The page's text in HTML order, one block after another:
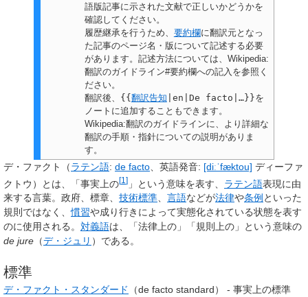
語版記事に示された文献で正しいかどうかを
確認してください。
履歴継承を行うため、 要約欄に翻訳元となっ
た記事のページ名・版について記述する必要
があります。記述方法については、Wikipedia:
翻訳のガイドライン#要約欄への記入を参照く
ださい。
翻訳後、 {{翻訳告知 |en|De facto|…}}を
ノートに追加することもできます。
Wikipedia:翻訳のガイドラインに、より詳細な
翻訳の手順・指針についての説明がありま
す。
デ・ファクト （ラテン語: de facto 英語発音: [diːˈfæktou] ディーファ
ク トウ）とは、「事実上の[1 ] 」という意味を表す、 ラテン語表現に由
来する言葉。政府、標章、 技術標準、 言語などが法律や条例 といった
規則ではなく、慣習や成り行きによって実態化されている状態を表す
のに使用される。 対義語は、「法律上の」「規則上の」という意味の
de jure （デ・ジュリ ）である。
標準
デ・ファクト・スタンダード （de facto standard） - 事実上の標準